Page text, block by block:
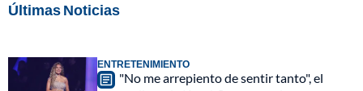
Últimas Noticias
ENTRETENIMIENTO
"No me arrepiento de sentir tanto", el